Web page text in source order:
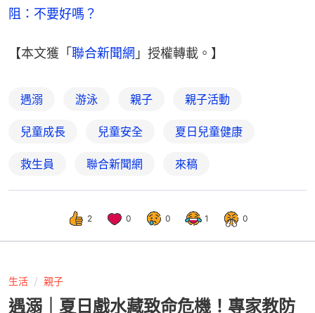
阻：不要好嗎？
【本文獲「 聯合新聞網 」授權轉載。】
遇溺 游泳 親子 親子活動
兒童成長 兒童安全 夏日兒童健康
救生員 聯合新聞網 來稿
2 0 0 1 0
生活 親子
遇溺｜夏日戲水藏致命危機！專家教防